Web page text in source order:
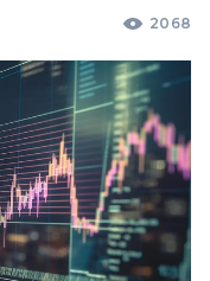
2068